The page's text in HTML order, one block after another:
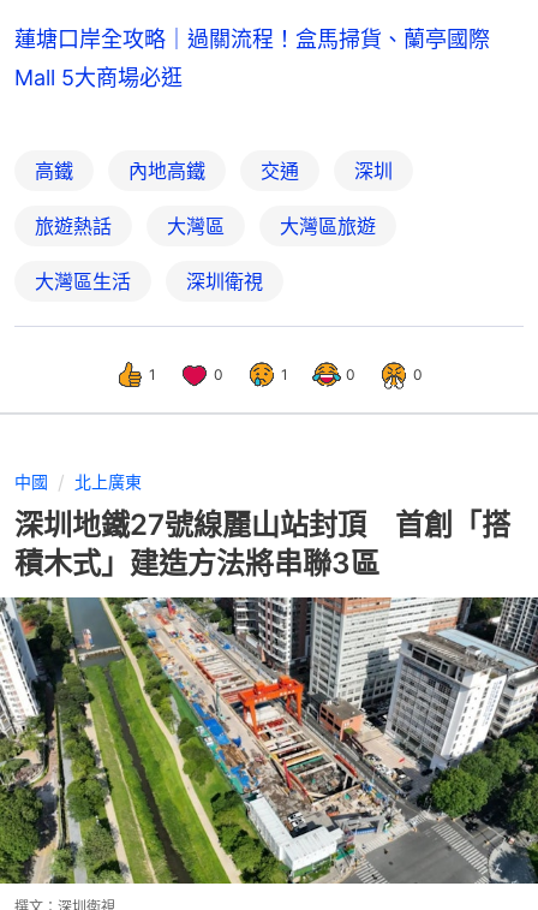
蓮塘口岸全攻略｜過關流程！盒馬掃貨、蘭亭國際
Mall 5大商場必逛
高鐵 內地高鐵 交通 深圳
旅遊熱話 大灣區 大灣區旅遊
大灣區生活 深圳衛視
1 0 1 0 0
中國 北上廣東
深圳地鐵27號線麗山站封頂 首創「搭
積木式」建造方法將串聯3區